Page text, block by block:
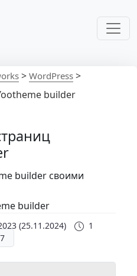
> WordPress >
builder
builder своими
(25.11.2024)
1